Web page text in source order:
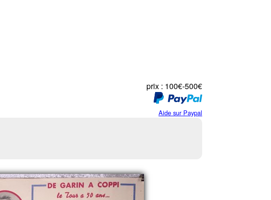
prix : 100€-500€
Aide sur Paypal